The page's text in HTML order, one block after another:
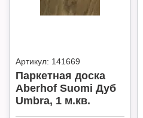
Артикул: 141669
Паркетная доска
Aberhof Suomi Дуб
Umbra, 1 м.кв.